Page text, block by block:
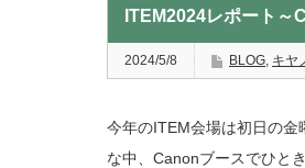
ITEM2024レポート～
2024/5/8 BLOG, キヤ
今年のITEM会場は初日の金
な中、Canonブースでひと